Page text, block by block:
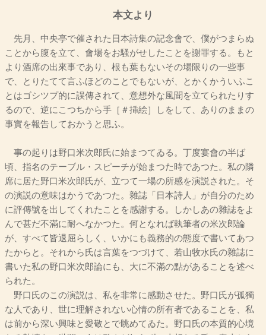
本文より
先月、中央亭で催された日本詩集の記念會で、僕がつまらぬ
ことから腹を立て、會場をお騷がせしたことを謝罪する。もと
より酒席の出來事であり、根も葉もないその場限りの一些事
で、とりたてて言ふほどのことでもないが、とかくかういふこ
とはゴシツプ的に誤傳されて、意想外な風聞を立てられたりす
るので、逆にこつちから手［＃挿絵］しをして、ありのままの
事實を報告しておかうと思ふ。
事の起りは野口米次郎氏に始まつてゐる。丁度宴會の半ば
頃、指名のテーブル・スピーチが始まつた時であつた。私の隣
席に居た野口米次郎氏が、立つて一場の所感を演説された。そ
の演説の意味はかうであつた。雜誌「日本詩人」が自分のため
に評傳號を出してくれたことを感謝する。しかしあの雜誌をよ
んで甚だ不滿に耐へなかつた。何となれば執筆者の米次郎論
が、すべて皆退屈らしく、いかにも義務的の態度で書いてあつ
たからと。それから氏は言葉をつづけて、若山牧水氏の雜誌に
書いた私の野口米次郎論にも、大に不滿の點があることを述べ
られた。
野口氏のこの演説は、私を非常に感動させた。野口氏が孤獨
な人であり、世に理解されない心情の所有者であることを、私
は前から深い興味と愛敬とで眺めてゐた。野口氏の本質的心境